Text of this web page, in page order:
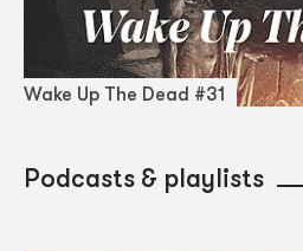
Wake Up The Dead #31
Podcasts & playlists